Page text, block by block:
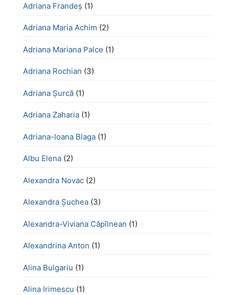
Adriana Frandeș (1)
Adriana Maria Achim (2)
Adriana Mariana Palce (1)
Adriana Rochian (3)
Adriana Șurcă (1)
Adriana Zaharia (1)
Adriana-Ioana Blaga (1)
Albu Elena (2)
Alexandra Novac (2)
Alexandra Șuchea (3)
Alexandra-Viviana Căpîlnean (1)
Alexandrina Anton (1)
Alina Bulgariu (1)
Alina Irimescu (1)